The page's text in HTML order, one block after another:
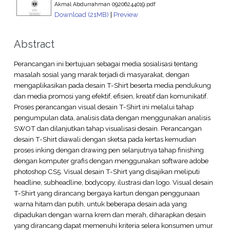
Akmal Abdurrahman 09206244019.pdf
Download (21MB) | Preview
Abstract
Perancangan ini bertujuan sebagai media sosialisasi tentang
masalah sosial yang marak terjadi di masyarakat, dengan
mengaplikasikan pada desain T-Shirt beserta media pendukung
dan media promosi yang efektif, efisien, kreatif dan komunikatif.
Proses perancangan visual desain T-Shirt ini melalui tahap
pengumpulan data, analisis data dengan menggunakan analisis
SWOT dan dilanjutkan tahap visualisasi desain. Perancangan
desain T-Shirt diawali dengan sketsa pada kertas kemudian
proses inking dengan drawing pen selanjutnya tahap finishing
dengan komputer grafis dengan menggunakan software adobe
photoshop CS5. Visual desain T-Shirt yang disajikan meliputi
headline, subheadline, bodycopy, ilustrasi dan logo. Visual desain
T-Shirt yang dirancang bergaya kartun dengan penggunaan
warna hitam dan putih, untuk beberapa desain ada yang
dipadukan dengan warna krem dan merah, diharapkan desain
yang dirancang dapat memenuhi kriteria selera konsumen umur